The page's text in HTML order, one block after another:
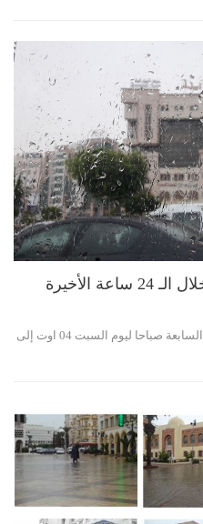
الأخيرة
سجلت الـ 24 ساعة الأخيرة، من الساعة السابعة صباحا ليوم السبت 04 اوت إلى